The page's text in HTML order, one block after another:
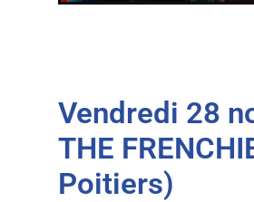
Vendredi 28
THE
Poitiers)